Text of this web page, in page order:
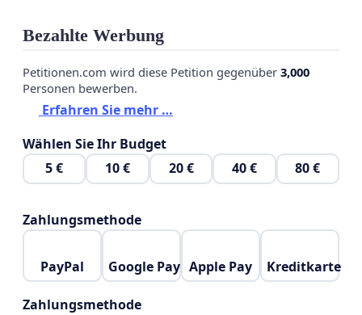
Bezahlte Werbung
Petitionen.com wird diese Petition gegenüber 3,000
Personen bewerben.
Erfahren Sie mehr …
Wählen Sie Ihr Budget
5 €
10 € 20 € 40 € 80 €
Zahlungsmethode
PayPal Google Pay Apple Pay Kreditkarte
Zahlungsmethode